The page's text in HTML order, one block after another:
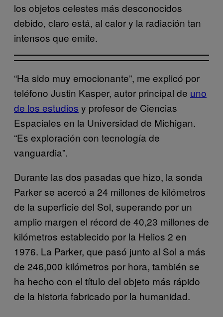
los objetos celestes más desconocidos
debido, claro está, al calor y la radiación tan
intensos que emite.
“Ha sido muy emocionante”, me explicó por
teléfono Justin Kasper, autor principal de uno
de los estudios y profesor de Ciencias
Espaciales en la Universidad de Michigan.
“Es exploración con tecnología de
vanguardia”.
Durante las dos pasadas que hizo, la sonda
Parker se acercó a 24 millones de kilómetros
de la superficie del Sol, superando por un
amplio margen el récord de 40,23 millones de
kilómetros establecido por la Helios 2 en
1976. La Parker, que pasó junto al Sol a más
de 246,000 kilómetros por hora, también se
ha hecho con el título del objeto más rápido
de la historia fabricado por la humanidad.